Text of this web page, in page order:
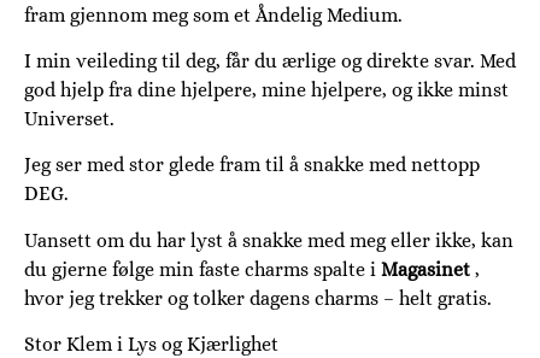
fram gjennom meg som et Åndelig Medium.
I min veileding til deg, får du ærlige og direkte svar. Med
god hjelp fra dine hjelpere, mine hjelpere, og ikke minst
Universet.
Jeg ser med stor glede fram til å snakke med nettopp
DEG.
Uansett om du har lyst å snakke med meg eller ikke, kan
du gjerne følge min faste charms spalte i Magasinet ,
hvor jeg trekker og tolker dagens charms – helt gratis.
Stor Klem i Lys og Kjærlighet